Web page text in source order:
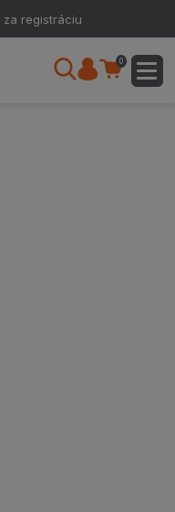
za registráciu
0